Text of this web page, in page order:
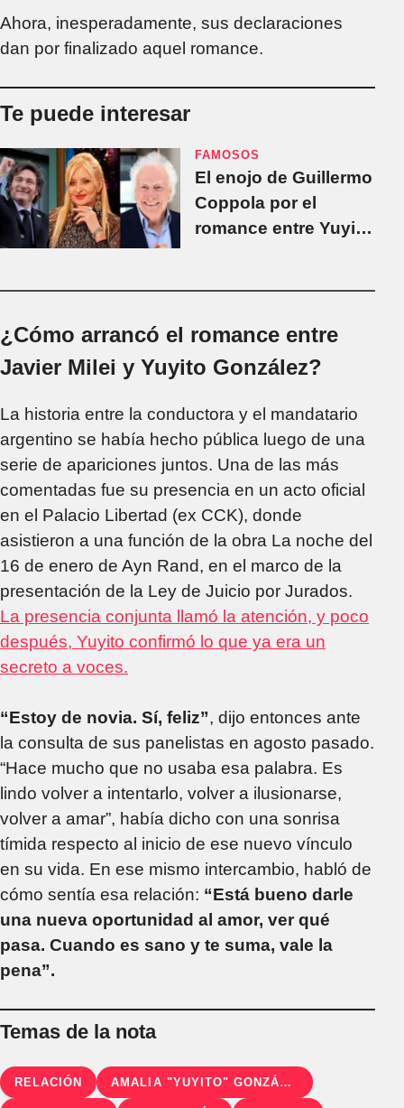
Ahora, inesperadamente, sus declaraciones
dan por finalizado aquel romance.
Te puede interesar
FAMOSOS
El enojo de Guillermo
Coppola por el
romance entre Yuyito
¿Cómo arrancó el romance entre
Javier Milei y Yuyito González?
La historia entre la conductora y el mandatario
argentino se había hecho pública luego de una
serie de apariciones juntos. Una de las más
comentadas fue su presencia en un acto oficial
en el Palacio Libertad (ex CCK), donde
asistieron a una función de la obra La noche del
16 de enero de Ayn Rand, en el marco de la
presentación de la Ley de Juicio por Jurados.
La presencia conjunta llamó la atención, y poco
después, Yuyito confirmó lo que ya era un
secreto a voces.
“Estoy de novia. Sí, feliz”, dijo entonces ante
la consulta de sus panelistas en agosto pasado.
“Hace mucho que no usaba esa palabra. Es
lindo volver a intentarlo, volver a ilusionarse,
volver a amar”, había dicho con una sonrisa
tímida respecto al inicio de ese nuevo vínculo
en su vida. En ese mismo intercambio, habló de
cómo sentía esa relación: “Está bueno darle
una nueva oportunidad al amor, ver qué
pasa. Cuando es sano y te suma, vale la
pena”.
Temas de la nota
RELACIÓN AMALIA "YUYITO" GONZÁLEZ